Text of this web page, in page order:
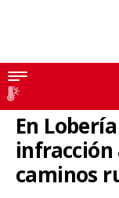
Lobería
En
infracción
caminos